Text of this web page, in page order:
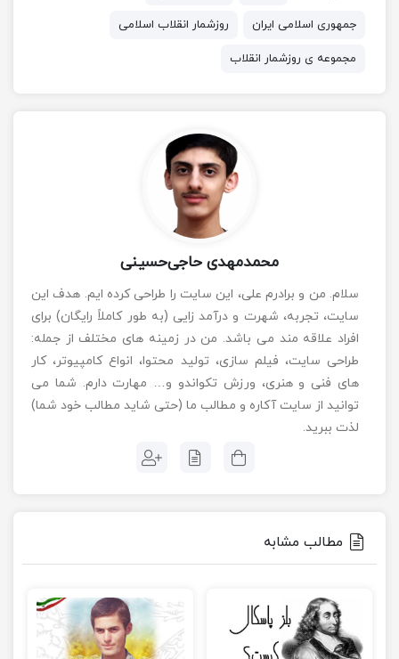
جمهوری اسلامی ایران روزشمار انقلاب اسلامی
مجموعه ی روزشمار انقلاب
محمدمهدی حاجی‌حسینی
سلام. من و برادرم علی، این سایت را طراحی کرده ایم. هدف این
سایت، تجربه، شهرت و درآمد زایی (به طور کاملاً رایگان) برای
افراد علاقه مند می باشد. من در زمینه های مختلف از جمله:
طراحی سایت، فیلم سازی، تولید محتوا، انواع کامپیوتر، کار
های فنی و هنری، ورزش تکواندو و… مهارت دارم. شما می
توانید از سایت آکاره و مطالب ما (حتی شاید مطالب خود شما)
لذت ببرید.
مطالب مشابه